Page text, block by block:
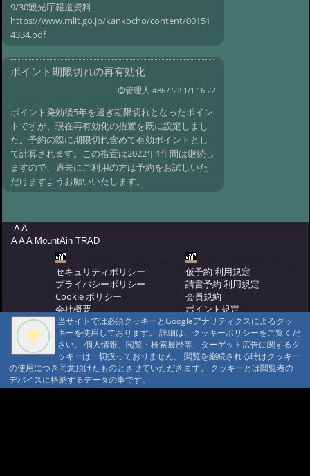
9/30観光庁報道資料
https://www.mlit.go.jp/kankocho/content/00151
4334.pdf
ポイント期限切れの再有効化
@管理人 #867 '22 1/1 16:22
ポイント発効後5年を過ぎ期限切れとなったポイン
トですが、現在再有効化の措置を既に設定しまし
た。予約の際に期限切れ含めて有効ポイントとし
て計算されます。この措置は2022年1年間は継続し
ますので、過去にご利用の方は予約をお試しいた
だけますようお願いいたします。
@ねずっぽ '09 5/5 14:51
#324: 新穂高温泉 中崎山荘さん移
転、新源泉
#320:ご返事
#268:Re:大雪高原山荘、沼めぐり、
思いがけない雪渓
@管理人 '08 7/10 10:12
#268:大雪高原山
荘、沼めぐり、思いがけない雪渓
#264: 宿に不利益
#261:ありがとう
ガンバレ山の温泉
@たもちゃん '08 6/19 21:21
#261: 痛み
@清水です '08 6/19 20:03
#261:
@清水です '08 6/17 16:14
#261:大地震 @たもちゃん '08 6/16 21:02
#251: 大塩温泉 @管理人 '08 5/19 10:23
#8:アトピーに熊の脂はどう？
#227:Re:布引観音
A A
A A A MountAin TRAD
セキュリティポリシー
プライバシーポリシー
Cookie ポリシー
会社概要
仮予約 利用規定
請書予約 利用規定
会員規約
ポイント規定
コンテンツ著作権
問合せ
マウンテントラッド株式会社
〒386-1211 長野県上田市下之郷692
0268371176
当サイトでは必須クッキーとGoogleアナリティクスによるクッ
キーを使用しております。 詳細は、クッキーポリシーをご覧くだ
さい。 個人情報、閲覧・検索履歴等、ターゲット広告に関するク
ッキーは一切扱っておりません。 閲覧を継続される時はクッキー
の使用につき同意頂けたものとさせていただきます。 クッキーとは閲覧者の
デバイスに格納するデータの事です。